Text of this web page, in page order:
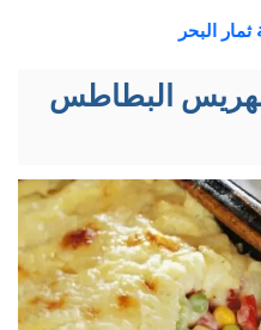
البحر
بهريس البطاطس